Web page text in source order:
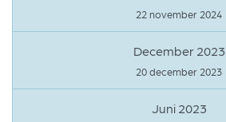
22 november 2024
December 2023
20 december 2023
Juni 2023